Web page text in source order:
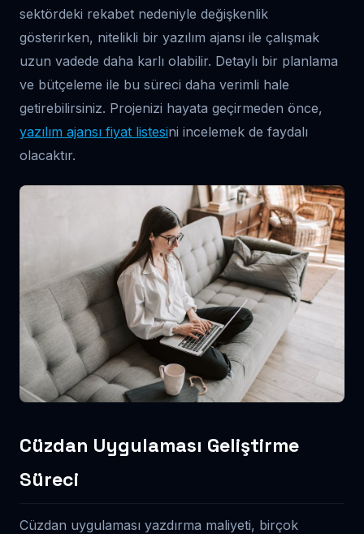
sektördeki rekabet nedeniyle değişkenlik
gösterirken, nitelikli bir yazılım ajansı ile çalışmak
uzun vadede daha karlı olabilir. Detaylı bir planlama
ve bütçeleme ile bu süreci daha verimli hale
getirebilirsiniz. Projenizi hayata geçirmeden önce,
yazılım ajansı fiyat listesini incelemek de faydalı
olacaktır.
Cüzdan Uygulaması Geliştirme
Süreci
Cüzdan uygulaması yazdırma maliyeti, birçok